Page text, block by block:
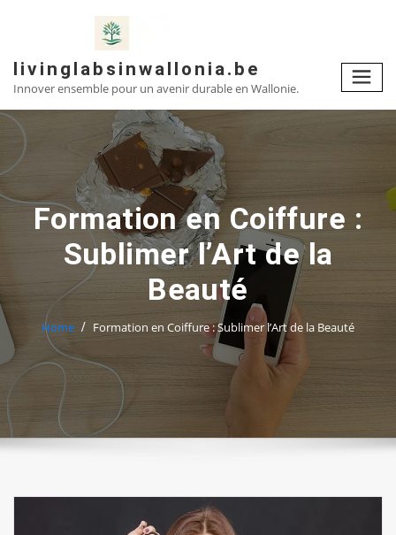
livinglabsinwallonia.be
Innover ensemble pour un avenir durable en Wallonie.
Formation en Coiffure :
Sublimer l’Art de la
Beauté
Home Formation en Coiffure : Sublimer l’Art de la Beauté